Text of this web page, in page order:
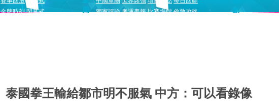
金牌時刻 閉幕式
獨家評論 奧運畫報 比賽場館 倫敦攻略
創
泰國拳王輸給鄒市明不服氣 中方：可以看錄像